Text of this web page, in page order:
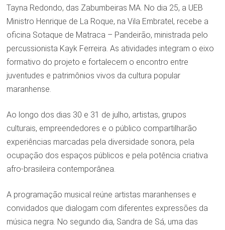
Tayna Redondo, das Zabumbeiras MA. No dia 25, a UEB
Ministro Henrique de La Roque, na Vila Embratel, recebe a
oficina Sotaque de Matraca – Pandeirão, ministrada pelo
percussionista Kayk Ferreira. As atividades integram o eixo
formativo do projeto e fortalecem o encontro entre
juventudes e patrimônios vivos da cultura popular
maranhense.
Ao longo dos dias 30 e 31 de julho, artistas, grupos
culturais, empreendedores e o público compartilharão
experiências marcadas pela diversidade sonora, pela
ocupação dos espaços públicos e pela potência criativa
afro-brasileira contemporânea.
A programação musical reúne artistas maranhenses e
convidados que dialogam com diferentes expressões da
música negra. No segundo dia, Sandra de Sá, uma das